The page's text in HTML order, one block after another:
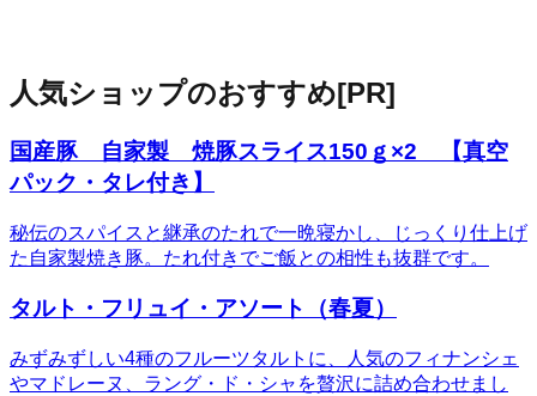
人気ショップのおすすめ[PR]
国産豚 自家製 焼豚スライス150ｇ×2 【真空
パック・タレ付き】
秘伝のスパイスと継承のたれで一晩寝かし、じっくり仕上げ
た自家製焼き豚。たれ付きでご飯との相性も抜群です。
タルト・フリュイ・アソート（春夏）
みずみずしい4種のフルーツタルトに、人気のフィナンシェ
やマドレーヌ、ラング・ド・シャを贅沢に詰め合わせまし